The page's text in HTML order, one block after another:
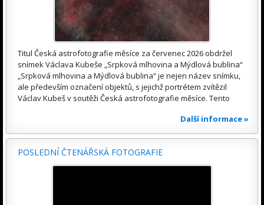
Titul Česká astrofotografie měsíce za červenec 2026 obdržel
snímek Václava Kubeše „Srpková mlhovina a Mýdlová bublina“
„Srpková mlhovina a Mýdlová bublina“ je nejen název snímku,
ale především označení objektů, s jejichž portrétem zvítězil
Václav Kubeš v soutěži Česká astrofotografie měsíce. Tento
Další informace »
POSLEDNÍ ČTENÁŘSKÁ FOTOGRAFIE